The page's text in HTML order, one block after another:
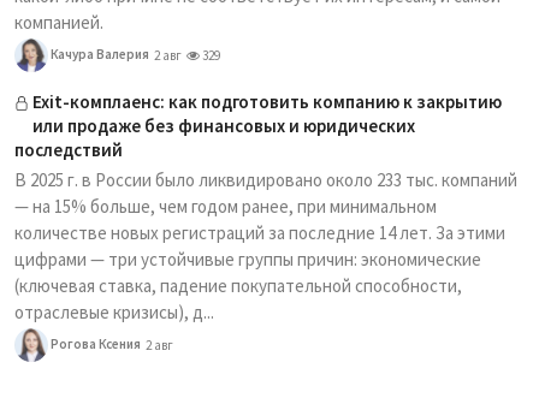
компанией.
Качура Валерия 2 авг 329
Exit-комплаенс: как подготовить компанию к закрытию
или продаже без финансовых и юридических
последствий
В 2025 г. в России было ликвидировано около 233 тыс. компаний
— на 15% больше, чем годом ранее, при минимальном
количестве новых регистраций за последние 14 лет. За этими
цифрами — три устойчивые группы причин: экономические
(ключевая ставка, падение покупательной способности,
отраслевые кризисы), д...
Рогова Ксения 2 авг